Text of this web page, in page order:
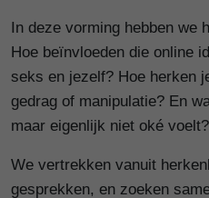
In deze vorming hebben we
Hoe beïnvloeden die online
seks en jezelf? Hoe herken
gedrag of manipulatie? En
maar eigenlijk niet oké voelt?
We vertrekken vanuit
gesprekken, en zoeken